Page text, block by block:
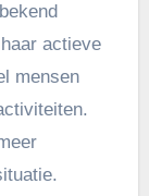
actieve
mensen